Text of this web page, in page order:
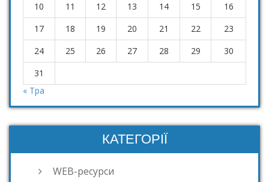
10
11 12 13 14 15
16
17
18 19 20 21 22
23
24
25 26 27 28 29
30
31
« Тра
КАТЕГОРІЇ
WEB-ресурси